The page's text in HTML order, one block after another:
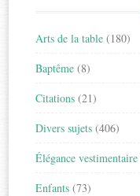
Arts de la table (180)
Baptême (8)
Citations (21)
Divers sujets (406)
Élégance vestimentaire
Enfants (73)